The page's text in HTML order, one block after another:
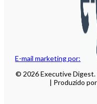
E-mail marketing por:
© 2026 Executive
| Produzido